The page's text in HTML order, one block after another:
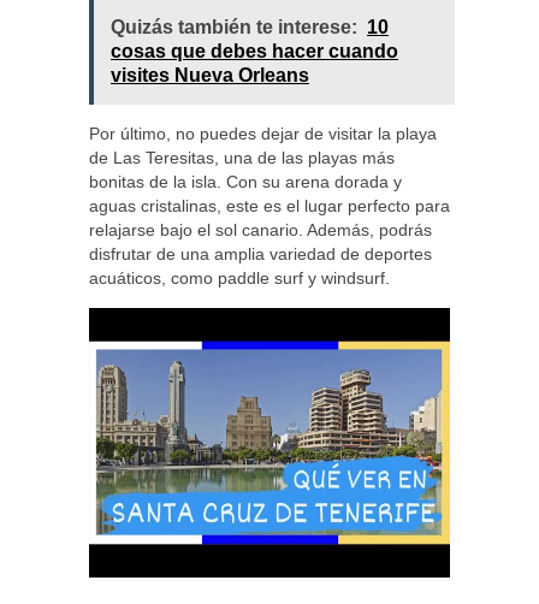
Quizás también te interese: 10
cosas que debes hacer cuando
visites Nueva Orleans
Por último, no puedes dejar de visitar la playa
de Las Teresitas, una de las playas más
bonitas de la isla. Con su arena dorada y
aguas cristalinas, este es el lugar perfecto para
relajarse bajo el sol canario. Además, podrás
disfrutar de una amplia variedad de deportes
acuáticos, como paddle surf y windsurf.